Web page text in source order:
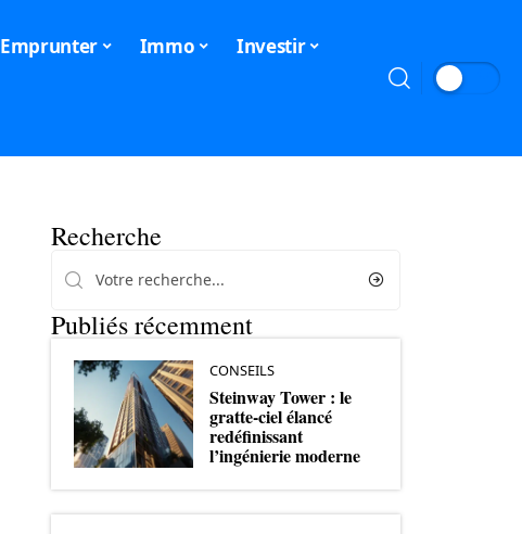
Emprunter Immo Investir
Recherche
Publiés récemment
CONSEILS
Steinway Tower : le
gratte-ciel élancé
redéfinissant
l’ingénierie moderne